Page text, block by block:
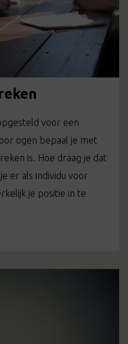
voor een
ogen bepaal je met
is. Hoe draag je dat
er als individu voor
je positie in te